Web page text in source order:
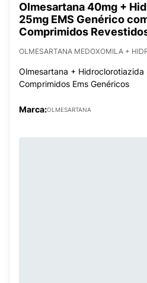
Olmesartana 40mg +
25mg EMS Genérico
Comprimidos
OLMESARTANA MEDOXOMILA +
Olmesartana +
Comprimidos Ems Genéricos
Marca:OLMESARTANA